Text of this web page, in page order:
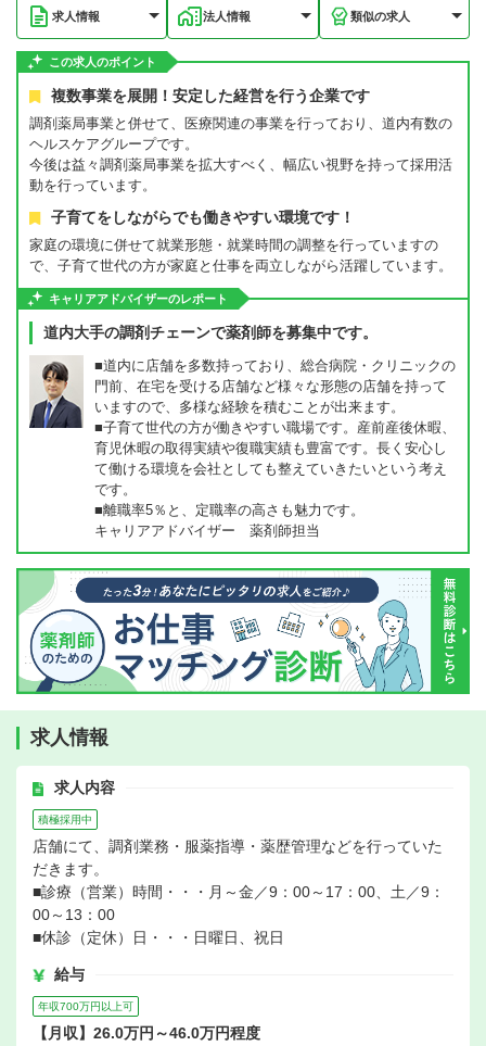
求人情報 法人情報 類似の求人
この求人のポイント
複数事業を展開！安定した経営を行う企業です
調剤薬局事業と併せて、医療関連の事業を行っており、道内有数の
ヘルスケアグループです。
今後は益々調剤薬局事業を拡大すべく、幅広い視野を持って採用活
動を行っています。
子育てをしながらでも働きやすい環境です！
家庭の環境に併せて就業形態・就業時間の調整を行っていますの
で、子育て世代の方が家庭と仕事を両立しながら活躍しています。
キャリアアドバイザーのレポート
道内大手の調剤チェーンで薬剤師を募集中です。
■道内に店舗を多数持っており、総合病院・クリニックの
門前、在宅を受ける店舗など様々な形態の店舗を持って
いますので、多様な経験を積むことが出来ます。
■子育て世代の方が働きやすい職場です。産前産後休暇、
育児休暇の取得実績や復職実績も豊富です。長く安心し
て働ける環境を会社としても整えていきたいという考え
です。
■離職率5％と、定職率の高さも魅力です。
キャリアアドバイザー 薬剤師担当
求人情報
求人内容
積極採用中
店舗にて、調剤業務・服薬指導・薬歴管理などを行っていた
だきます。
■診療（営業）時間・・・月～金／9：00～17：00、土／9：
00～13：00
■休診（定休）日・・・日曜日、祝日
給与
年収700万円以上可
【月収】26.0万円～46.0万円程度